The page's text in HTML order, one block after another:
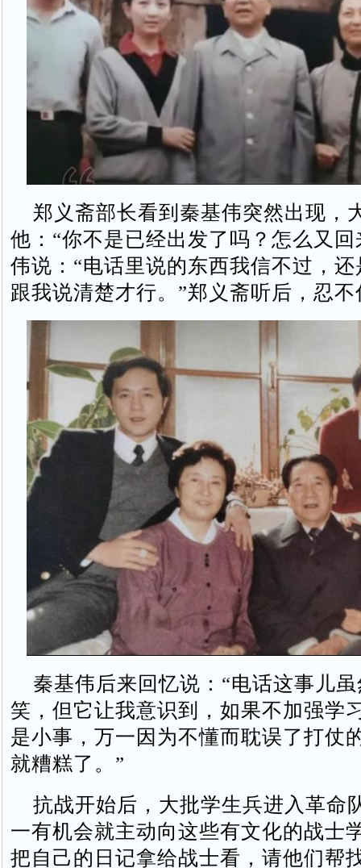
郑义斋部长看到秦基伟突然出现，
他：“你不是已经出发了吗？怎么又回
伟说：“电话里说的东西我信不过，
跟我说清楚才行。”郑义斋听后，忍
秦基伟后来回忆说：“电话这事儿虽
笑，但它让我意识到，如果不加强学
是小事，万一因为不懂而耽误了打仗
就糟糕了。”
抗战开始后，大批学生兵进入革命
一有机会就主动向这些有文化的战士
把自己的日记拿给战士看，请他们帮